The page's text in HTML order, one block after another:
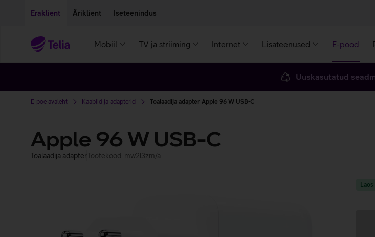
Eraklient Äriklient Iseteenindus
Mobiil TV ja striiming Internet Lisateenused E-pood
Uuskasutatud
E-poe avaleht Kaablid ja adapterid Toalaadija adapter Apple 96 W USB-C
Apple 96 W USB-C
Toalaadija adapterTootekood: mw2l3zm/a
Laos